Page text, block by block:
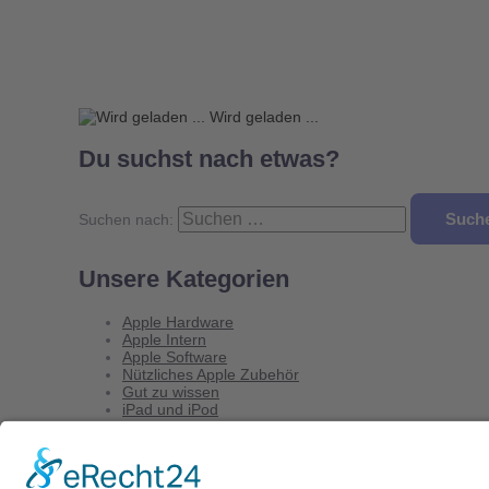
Wird geladen ...
Du suchst nach etwas?
Suchen nach:
Unsere Kategorien
Apple Hardware
Apple Intern
Apple Software
Nützliches Apple Zubehör
Gut zu wissen
iPad und iPod
iPhone
Wir testen